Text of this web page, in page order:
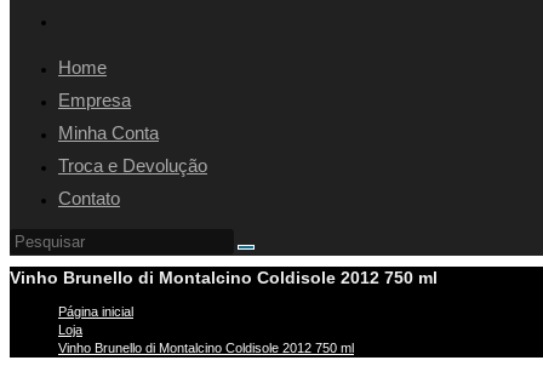
Home
Empresa
Minha Conta
Troca e Devolução
Contato
Vinho Brunello di Montalcino Coldisole 2012 750 ml
Página inicial
Loja
Vinho Brunello di Montalcino Coldisole 2012 750 ml